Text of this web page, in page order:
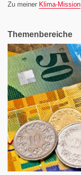
Zu meiner Klima-Mission
Themenbereiche